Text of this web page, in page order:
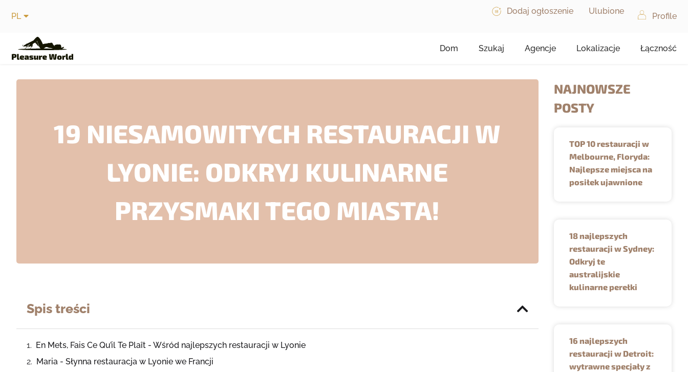
PL
Dodaj ogłoszenie Ulubione
Profile
Dom Szukaj Agencje Lokalizacje Łączność
19 NIESAMOWITYCH RESTAURACJI W
LYONIE: ODKRYJ KULINARNE
PRZYSMAKI TEGO MIASTA!
Spis treści
En Mets, Fais Ce Qu’il Te Plaît - Wśród najlepszych restauracji w Lyonie
Maria - Słynna restauracja w Lyonie we Francji
NAJNOWSZE
POSTY
TOP 10 restauracji w
Melbourne, Floryda:
Najlepsze miejsca na
posiłek ujawnione
18 najlepszych
restauracji w Sydney:
Odkryj te
australijskie
kulinarne perełki
16 najlepszych
restauracji w Detroit:
wytrawne specjały z